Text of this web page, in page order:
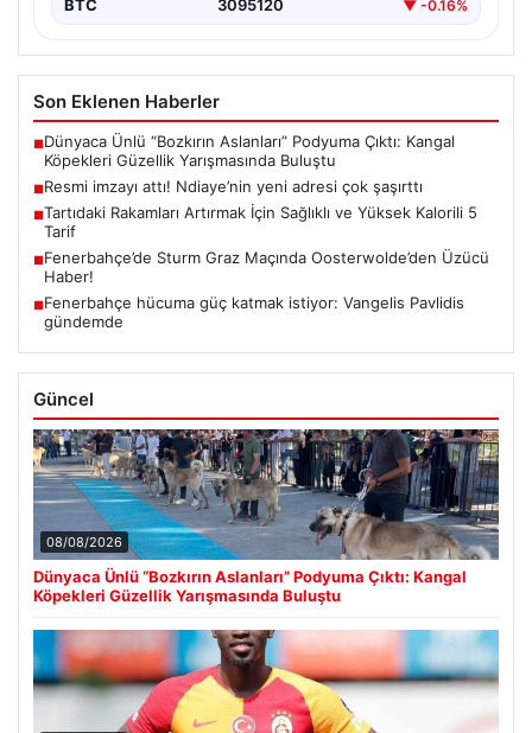
BTC 3095120 ▼ -0.16%
Son Eklenen Haberler
■Dünyaca Ünlü “Bozkırın Aslanları” Podyuma Çıktı: Kangal
Köpekleri Güzellik Yarışmasında Buluştu
■Resmi imzayı attı! Ndiaye’nin yeni adresi çok şaşırttı
■Tartıdaki Rakamları Artırmak İçin Sağlıklı ve Yüksek Kalorili 5
Tarif
■Fenerbahçe’de Sturm Graz Maçında Oosterwolde’den Üzücü
Haber!
■Fenerbahçe hücuma güç katmak istiyor: Vangelis Pavlidis
gündemde
Güncel
08/08/2026
Dünyaca Ünlü “Bozkırın Aslanları” Podyuma Çıktı: Kangal
Köpekleri Güzellik Yarışmasında Buluştu